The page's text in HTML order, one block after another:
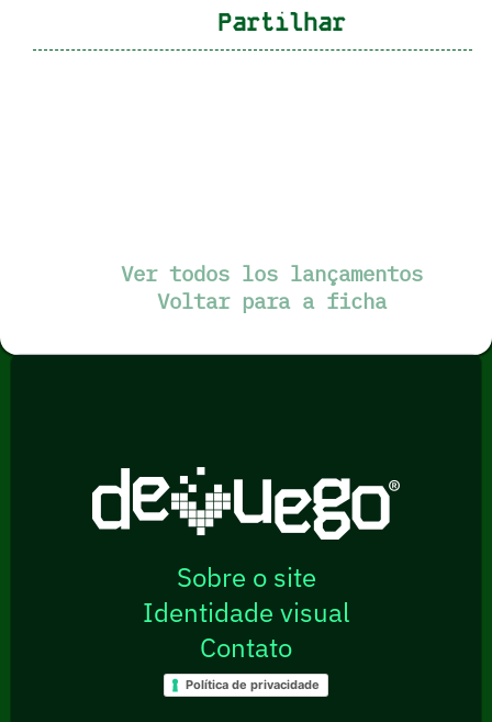
Partilhar
Ver todos los lançamentos
Voltar para a ficha
Sobre o site
Identidade visual
Contato
Política de privacidade